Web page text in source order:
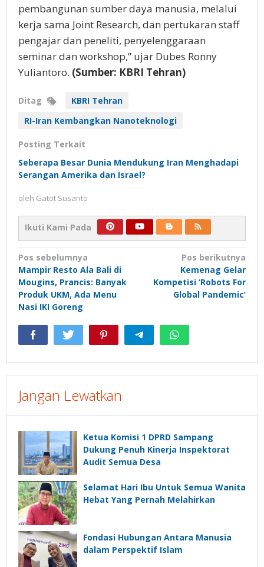
pembangunan sumber daya manusia, melalui
kerja sama Joint Research, dan pertukaran staff
pengajar dan peneliti, penyelenggaraan
seminar dan workshop,” ujar Dubes Ronny
Yuliantoro. (Sumber: KBRI Tehran)
Ditag
KBRI Tehran
RI-Iran Kembangkan Nanoteknologi
Posting Terkait
Seberapa Besar Dunia Mendukung Iran Menghadapi
Serangan Amerika dan Israel?
oleh Gatot Susanto
Ikuti Kami Pada
Navigasi
pos
Pos sebelumnya
Mampir Resto Ala Bali di
Mougins, Prancis: Banyak
Produk UKM, Ada Menu
Nasi IKI Goreng
Pos berikutnya
Kemenag Gelar
Kompetisi ‘Robots For
Global Pandemic’
Jangan Lewatkan
Ketua Komisi 1 DPRD Sampang
Dukung Penuh Kinerja Inspektorat
Audit Semua Desa
Selamat Hari Ibu Untuk Semua Wanita
Hebat Yang Pernah Melahirkan
Fondasi Hubungan Antara Manusia
dalam Perspektif Islam